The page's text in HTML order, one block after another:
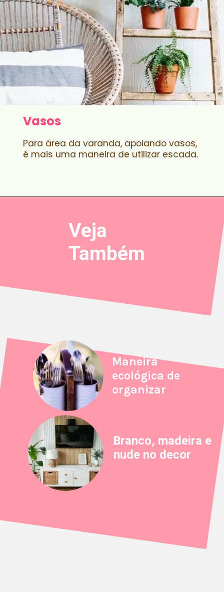
Vasos
Para área da varanda, apoiando vasos,
é mais uma maneira de utilizar escada.
Veja
Também
Maneira
ecológica de
organizar
Branco, madeira e
nude no decor